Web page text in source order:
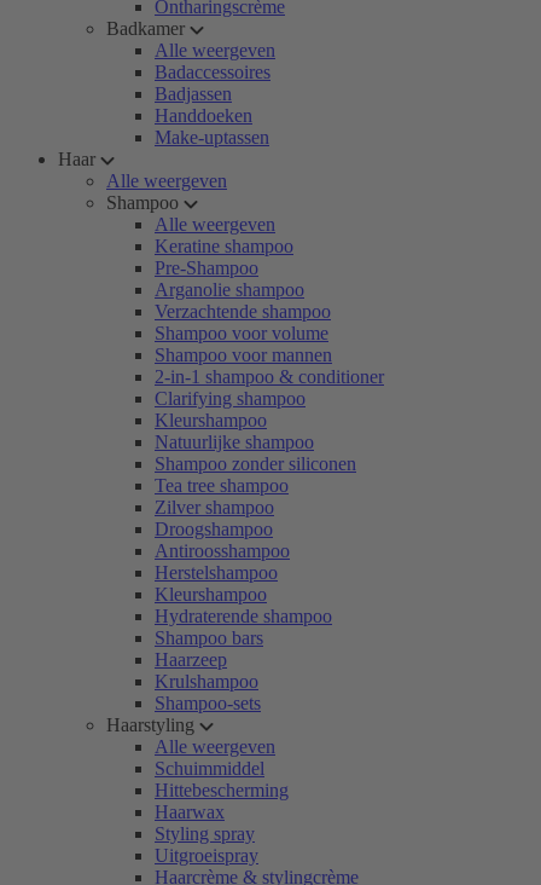
Ontharingscrème
Badkamer
Alle weergeven
Badaccessoires
Badjassen
Handdoeken
Make-uptassen
Haar
Alle weergeven
Shampoo
Alle weergeven
Keratine shampoo
Pre-Shampoo
Arganolie shampoo
Verzachtende shampoo
Shampoo voor volume
Shampoo voor mannen
2-in-1 shampoo & conditioner
Clarifying shampoo
Kleurshampoo
Natuurlijke shampoo
Shampoo zonder siliconen
Tea tree shampoo
Zilver shampoo
Droogshampoo
Antiroosshampoo
Herstelshampoo
Kleurshampoo
Hydraterende shampoo
Shampoo bars
Haarzeep
Krulshampoo
Shampoo-sets
Haarstyling
Alle weergeven
Schuimmiddel
Hittebescherming
Haarwax
Styling spray
Uitgroeispray
Haarcrème & stylingcrème